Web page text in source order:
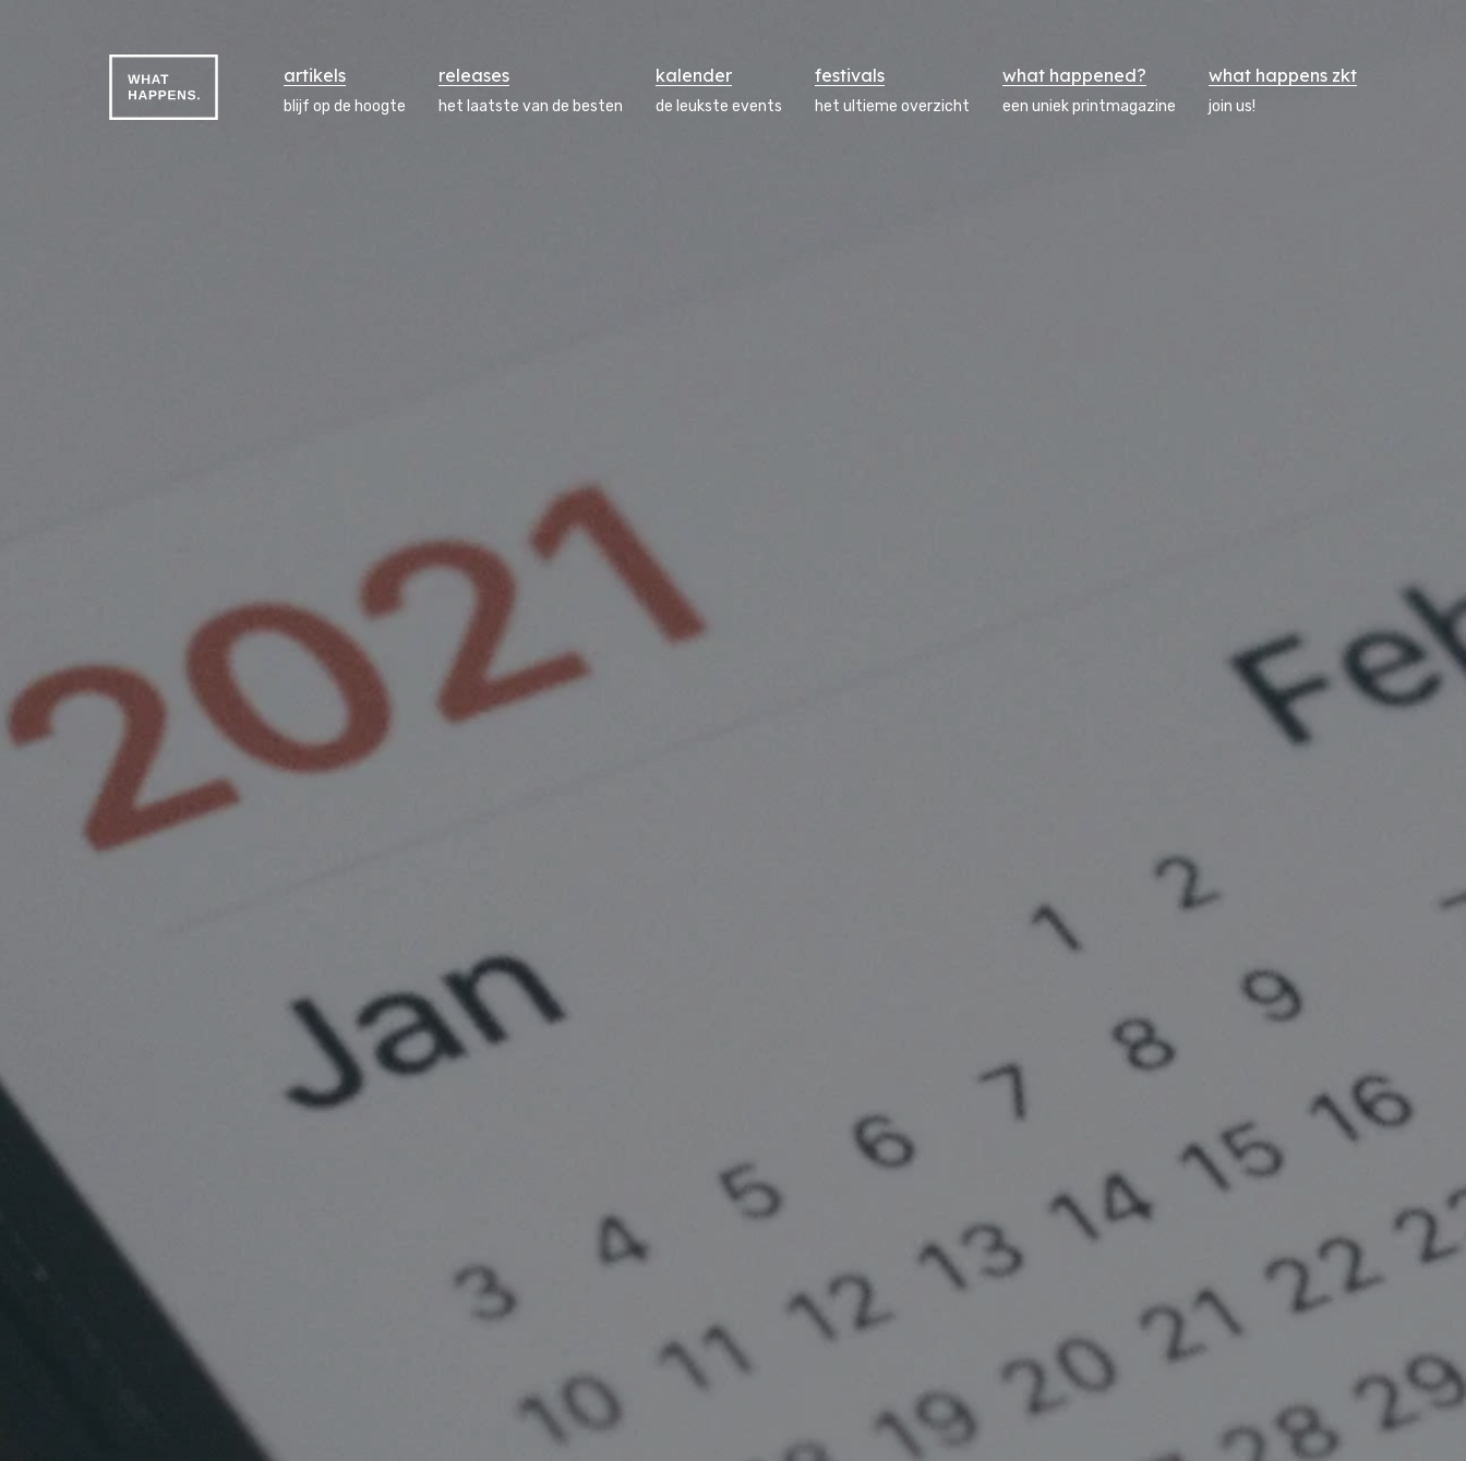
artikels
blijf op de hoogte
releases
het laatste van de besten
kalender
de leukste events
festivals
het ultieme overzicht
what happened?
een uniek printmagazine
what happens zkt
join us!